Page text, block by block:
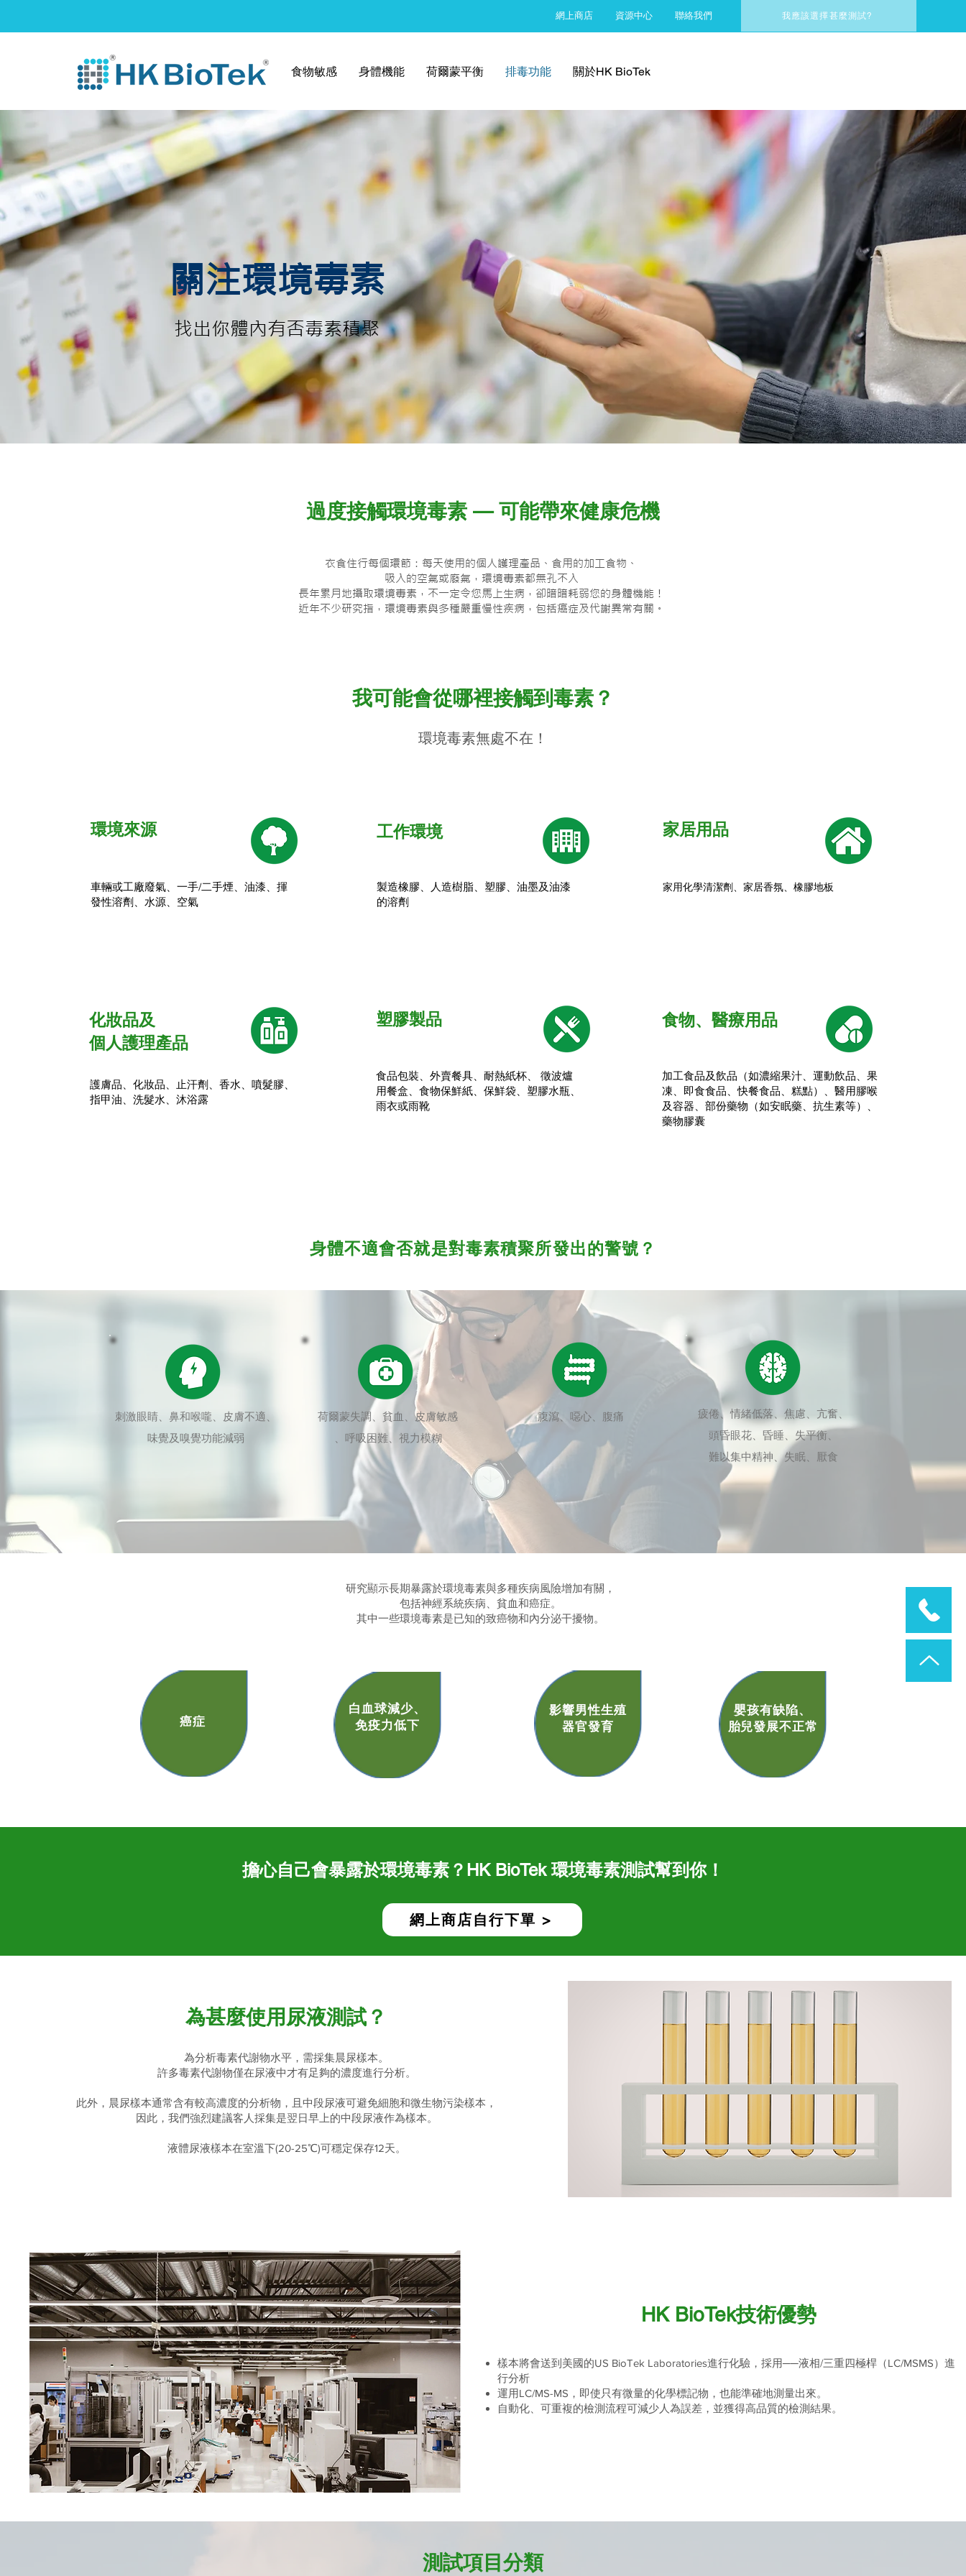
網上商店 資源中心 聯絡我們 我應該選擇甚麼測試?
食物敏感 身體機能 荷爾蒙平衡 排毒功能 關於HK BioTek
關注環境毒素
找出你體內有否毒素積聚
過度接觸環境毒素 — 可能帶來健康危機
衣食住行每個環節：每天使用的個人護理產品、食用的加工食物、
吸入的空氣或廢氣，環境毒素都無孔不入
長年累月地攝取環境毒素，不一定令您馬上生病，卻暗暗耗弱您的身體機能！
近年不少研究指，環境毒素與多種嚴重慢性疾病，包括癌症及代謝異常有關。
我可能會從哪裡接觸到毒素？
環境毒素無處不在！
環境來源
車輛或工廠廢氣、一手/二手煙、油漆、揮
發性溶劑、水源、空氣
化妝品及
個人護理產品
護膚品、化妝品、止汗劑、香水、噴髮膠、
指甲油、洗髮水、沐浴露
​工作環境
製造橡膠、人造樹脂、塑膠、油墨及油漆
的溶劑
塑膠製品
食品包裝、外賣餐具、耐熱紙杯、 徵波爐
用餐盒、食物保鮮紙、保鮮袋、塑膠水瓶、
雨衣或雨靴
​家居用品
家用化學清潔劑、家居香氛、橡膠地板
​食物、醫療用品
加工食品及飲品（如濃縮果汁、運動飲品、果
凍、即食食品、快餐食品、糕點）、醫用膠喉
及容器、部份藥物（如安眠藥、抗生素等）、
藥物膠囊
身體不適會否就是對毒素積聚所發出的警號？
刺激眼睛、鼻和喉嚨、皮膚不適、
味覺及嗅覺功能減弱
荷爾蒙失調、貧血、皮膚敏感
、呼吸困難、視力模糊
腹瀉、噁心、腹痛
疲倦、情緒低落、焦慮、亢奮、
頭昏眼花、昏睡、失平衡、
難以集中精神、失眠、厭食
研究顯示長期暴露於環境毒素與多種疾病風險增加有關，
包括神經系統疾病、貧血和癌症。
其中一些環境毒素是已知的致癌物和內分泌干擾物。
癌症
白血球減少、
免疫力低下
影響男性生殖
器官發育
嬰孩有缺陷、
胎兒發展不正常
​擔心自己會暴露於環境毒素？HK BioTek 環境毒素測試幫到你！
網上商店自行下單 >
為甚麼使用尿液測試？
為分析毒素代謝物水平，需採集晨尿樣本。
許多毒素代謝物僅在尿液中才有足夠的濃度進行分析。
此外，晨尿樣本通常含有較高濃度的分析物，且中段尿液可避免細胞和微生物污染樣本，
因此，我們強烈建議客人採集是翌日早上的中段尿液作為樣本。
液體尿液樣本在室溫下(20-25℃)可穩定保存12天。
HK BioTek技術優勢
樣本將會送到美國的US BioTek Laboratories進行化驗，採用──液相/三重四極桿（LC/MSMS）進
行分析
運用LC/MS-MS，即使只有微量的化學標記物，也能準確地測量出來。
自動化、可重複的檢測流程可減少人為誤差，並獲得高品質的檢測結果。
測試項目分類